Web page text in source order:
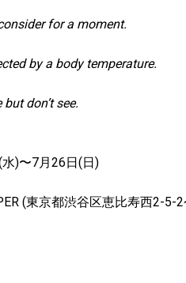
for a moment.
by a body temperature.
don’t see.
水)〜7月26日(日)
(東京都渋谷区恵比寿西2-5-2